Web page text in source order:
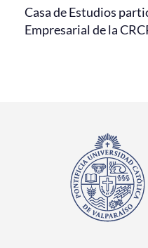
Casa de Estudios
Empresarial de la